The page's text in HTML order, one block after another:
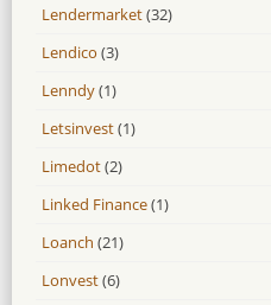
Lendermarket(32)
Lendico (3)
Lenndy(1)
Letsinvest(1)
Limedot(2)
Linked Finance(1)
Loanch (21)
Lonvest(6)